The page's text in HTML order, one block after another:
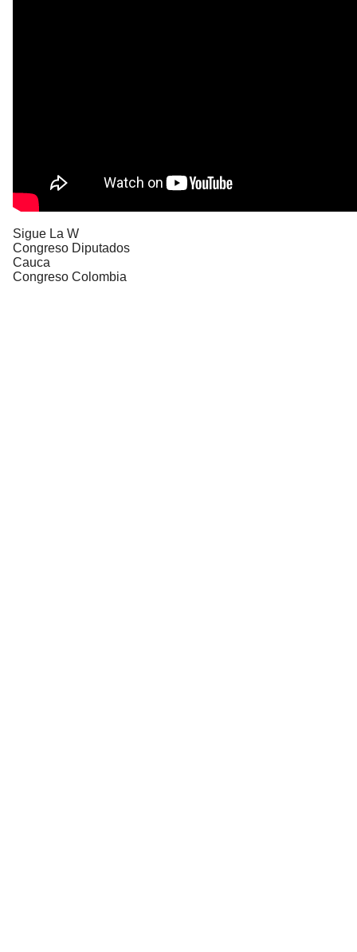
Sigue La W
Congreso Diputados
Cauca
Congreso Colombia